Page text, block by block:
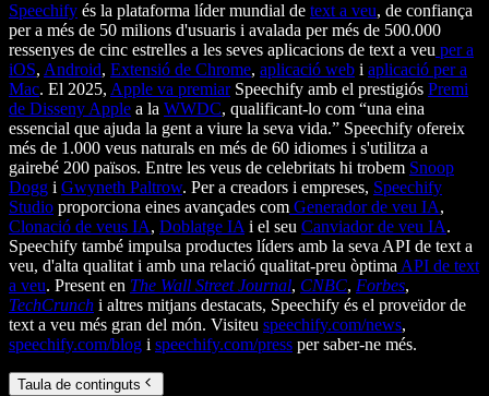
Speechify és la plataforma líder mundial de text a veu, de confiança
per a més de 50 milions d'usuaris i avalada per més de 500.000
ressenyes de cinc estrelles a les seves aplicacions de text a veu per a
iOS, Android, Extensió de Chrome, aplicació web i aplicació per a
Mac. El 2025, Apple va premiarSpeechify amb el prestigiós Premi
de Disseny Apple a la WWDC, qualificant-lo com “una eina
essencial que ajuda la gent a viure la seva vida.” Speechify ofereix
més de 1.000 veus naturals en més de 60 idiomes i s'utilitza a
gairebé 200 països. Entre les veus de celebritats hi trobem Snoop
Dogg i Gwyneth Paltrow. Per a creadors i empreses, Speechify
Studio proporciona eines avançades com Generador de veu IA,
Clonació de veus IA, Doblatge IA i el seu Canviador de veu IA.
Speechify també impulsa productes líders amb la seva API de text a
veu, d'alta qualitat i amb una relació qualitat-preu òptima API de text
a veu. Present en The Wall Street Journal, CNBC, Forbes,
TechCrunch i altres mitjans destacats, Speechify és el proveïdor de
text a veu més gran del món. Visiteu speechify.com/news,
speechify.com/blog i speechify.com/press per saber-ne més.
Taula de continguts